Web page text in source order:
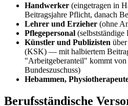
Handwerker (eingetragen in
Beitragsjahre Pflicht, danach
Lehrer und Erzieher (ohne
Pflegepersonal (selbstständige
Künstler und Publizisten
(KSK) — mit halbiertem
"Arbeitgeberanteil" kommt
Bundeszuschuss)
Hebammen,
Berufsständische